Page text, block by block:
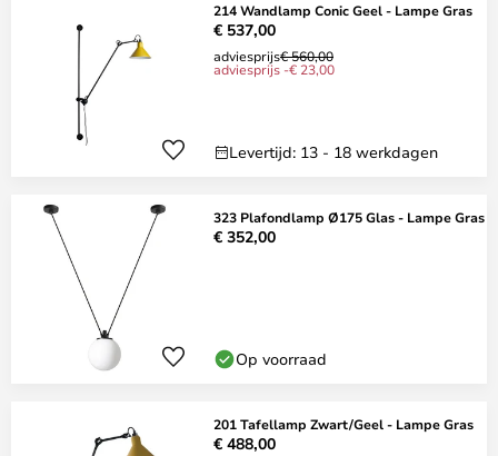
214 Wandlamp Conic Geel - Lampe Gras
€ 537,00
adviesprijs€ 560,00
adviesprijs -€ 23,00
Levertijd: 13 - 18 werkdagen
323 Plafondlamp Ø175 Glas - Lampe Gras
€ 352,00
Op voorraad
201 Tafellamp Zwart/Geel - Lampe Gras
€ 488,00